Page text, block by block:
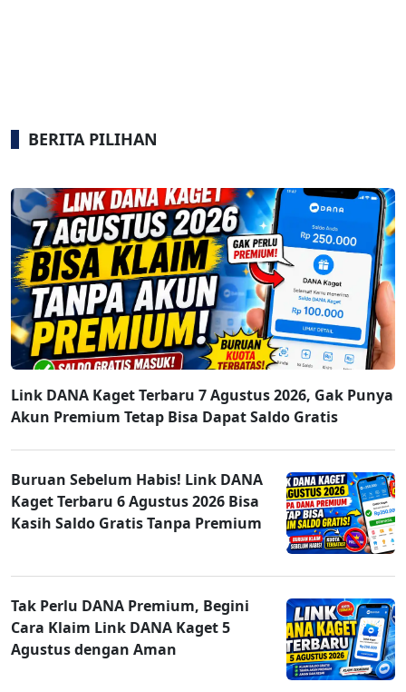
BERITA PILIHAN
Link DANA Kaget Terbaru 7 Agustus 2026, Gak Punya
Akun Premium Tetap Bisa Dapat Saldo Gratis
Buruan Sebelum Habis! Link DANA
Kaget Terbaru 6 Agustus 2026 Bisa
Kasih Saldo Gratis Tanpa Premium
Tak Perlu DANA Premium, Begini
Cara Klaim Link DANA Kaget 5
Agustus dengan Aman